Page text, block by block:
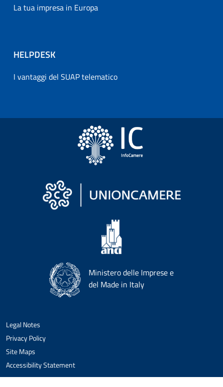
La tua impresa in Europa
HELPDESK
I vantaggi del SUAP telematico
Ministero delle Imprese e
del Made in Italy
Legal Notes
Privacy Policy
Site Maps
Accessibility Statement